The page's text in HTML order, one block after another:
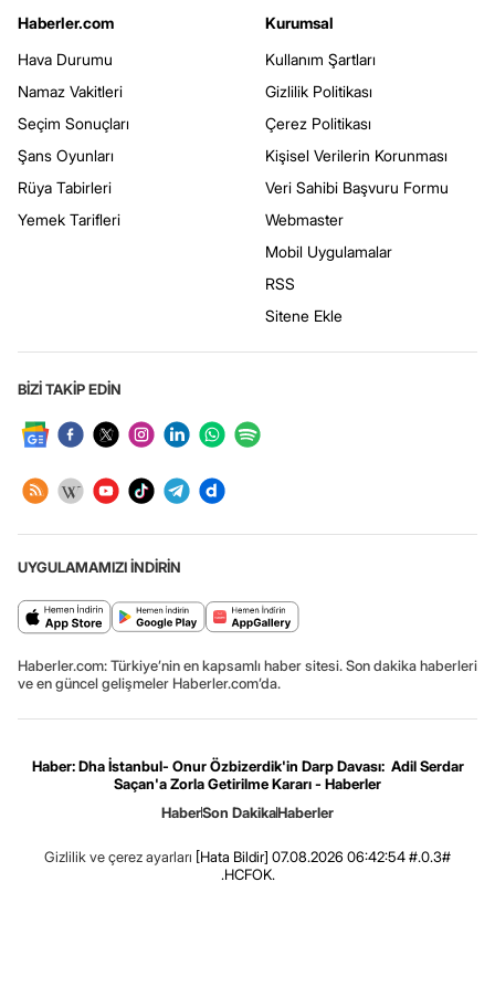
Haberler.com
Hava Durumu
Namaz Vakitleri
Seçim Sonuçları
Şans Oyunları
Rüya Tabirleri
Yemek Tarifleri
Kurumsal
Kullanım Şartları
Gizlilik Politikası
Çerez Politikası
Kişisel Verilerin Korunması
Veri Sahibi Başvuru Formu
Webmaster
Mobil Uygulamalar
RSS
Sitene Ekle
BİZİ TAKİP EDİN
UYGULAMAMIZI İNDİRİN
Haberler.com: Türkiye’nin en kapsamlı haber sitesi. Son dakika haberleri
ve en güncel gelişmeler Haberler.com’da.
Haber: Dha İstanbul- Onur Özbizerdik'in Darp Davası: Adil Serdar
Saçan'a Zorla Getirilme Kararı - Haberler
HaberSon DakikaHaberler
Gizlilik ve çerez ayarları [Hata Bildir] 07.08.2026 06:42:54 #.0.3#
.HCFOK.